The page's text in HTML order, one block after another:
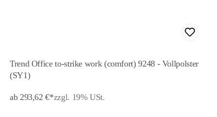
Trend Office to-strike work (comfort) 9248 - Vollpolster
(SY1)
ab 293,62 €*zzgl. 19% USt.